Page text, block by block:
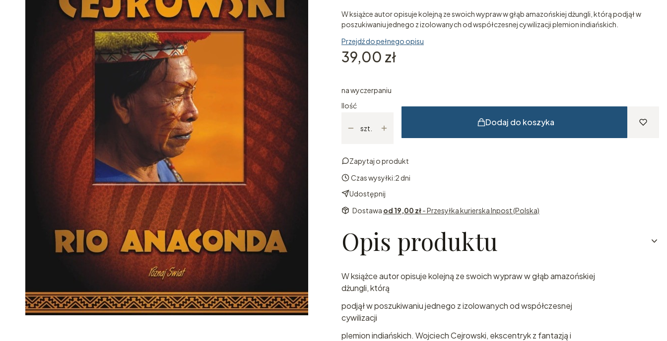
W książce autor opisuje kolejną ze swoich wypraw w głąb amazońskiej dżungli, którą podjął w
poszukiwaniu jednego z izolowanych od współczesnej cywilizacji plemion indiańskich.
Przejdź do pełnego opisu
Cena
39,00 zł
na wyczerpaniu
Ilość
szt.
Dodaj do koszyka
Zapytaj o produkt
Czas wysyłki:2 dni
Udostępnij
Dostawa od 19,00 zł- Przesyłka kurierska Inpost (Polska)
Opis produktu
W książce autor opisuje kolejną ze swoich wypraw w głąb amazońskiej
dżungli, którą
podjął w poszukiwaniu jednego z izolowanych od współczesnej
cywilizacji
plemion indiańskich. Wojciech Cejrowski, ekscentryk z fantazją i